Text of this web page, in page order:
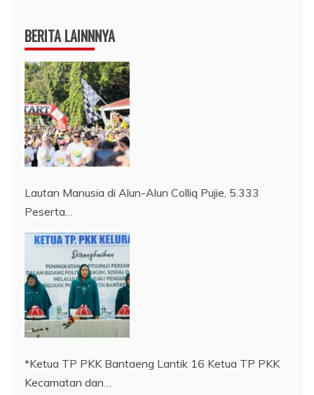
BERITA LAINNNYA
Lautan Manusia di Alun-Alun Colliq Pujie, 5.333
Peserta…
*Ketua TP PKK Bantaeng Lantik 16 Ketua TP PKK
Kecamatan dan…